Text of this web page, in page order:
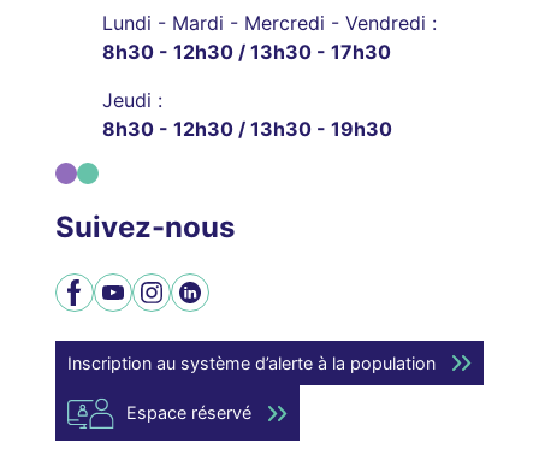
Lundi - Mardi - Mercredi - Vendredi :
8h30 - 12h30 / 13h30 - 17h30
Jeudi :
8h30 - 12h30 / 13h30 - 19h30
Suivez-nous
Facebook
YouTubeInstagram
LinkedIn
Inscription au système d’alerte à la population
Espace réservé